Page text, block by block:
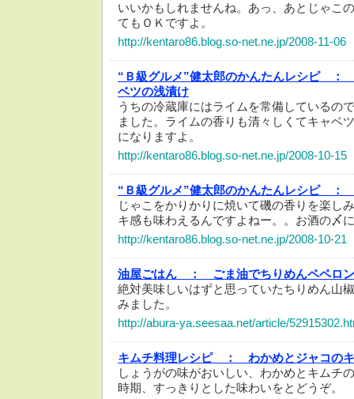
いいかもしれませんね。あっ、あとじゃこ
てもＯＫですよ。
http://kentaro86.blog.so-net.ne.jp/2008-11-06
“Ｂ級グルメ”健太郎のかんたんレシピ ：
ベツの浅漬け
うちの冷蔵庫にはライムを常備しているの
ました。ライムの香りも清々しくてキャベ
になりますよ。
http://kentaro86.blog.so-net.ne.jp/2008-10-15
“Ｂ級グルメ”健太郎のかんたんレシピ ：
じゃこをかりかりに焼いて磯の香りを楽し
キ感も味わえるんですよねー。。お酒の〆
http://kentaro86.blog.so-net.ne.jp/2008-10-21
油屋ごはん ：
ごま油でちりめんペペロン
絶対美味しいはずと思っていたちりめん山
みました。
http://abura-ya.seesaa.net/article/
キムチ料理レシピ ：
わかめとジャコの
しょうがの味がおいしい、わかめとキム
時期、すっきりとした味わいをとどうぞ。